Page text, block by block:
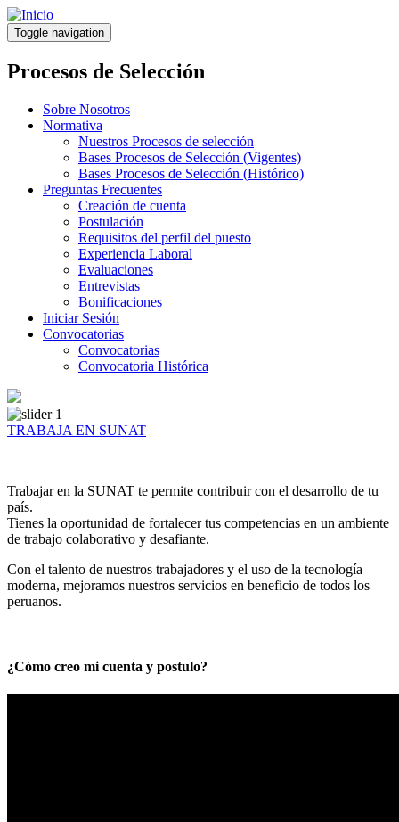
Pasar
al
contenido
principal
Toggle navigation
Procesos de Selección
Sobre Nosotros
Normativa
Nuestros Procesos de selección
Bases Procesos de Selección (Vigentes)
Bases Procesos de Selección (Histórico)
Preguntas Frecuentes
Creación de cuenta
Postulación
Requisitos del perfil del puesto
Experiencia Laboral
Evaluaciones
Entrevistas
Bonificaciones
Iniciar Sesión
Convocatorias
Convocatorias
Convocatoria Histórica
TRABAJA EN SUNAT
Trabajar en la SUNAT te permite contribuir con el desarrollo de tu
país.
Tienes la oportunidad de fortalecer tus competencias en un ambiente
de trabajo colaborativo y desafiante.
Con el talento de nuestros trabajadores y el uso de la tecnología
moderna, mejoramos nuestros servicios en beneficio de todos los
peruanos.
¿Cómo creo mi cuenta y postulo?